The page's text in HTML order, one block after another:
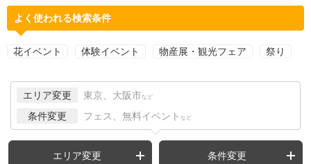
よく使われる検索条件
花イベント 体験イベント 物産展・観光フェア 祭り
エリア変更 東京、大阪市 など
条件変更 フェス、無料イベント など
エリア変更 条件変更